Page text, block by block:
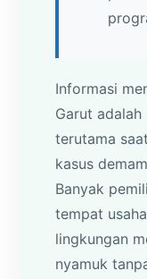
Informasi
Garut
terutama
kasus
Banyak
tempat
lingkungan
nyamuk